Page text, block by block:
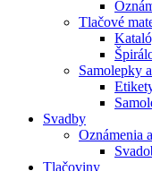
Tlačové
Samolepky
Svadby
Oznámenia
Tlačoviny